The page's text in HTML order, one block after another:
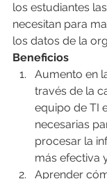
los estudiantes
necesitan para
los datos de la
Beneficios
Aumento en
través de la
equipo de TI
necesarias
procesar la
más efectiva
Aprender